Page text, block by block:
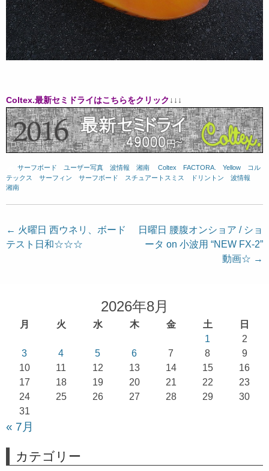
Coltex.最新セミドライはこちらをクリック↓↓↓
サーフボード ユーザー写真 波情報 湘南 Coltex FACTORA. Yellow
コル
テックス
サーフィン サーフボード スチュアートスミス ドリントン
波情報
湘南
投
稿
← 火曜日 西ウネリ、ボード
テスト日和☆☆☆
日曜日 腰腹オンショア / ショ
ータ on 小波用 “NEW FX-2”
動画☆ →
2026年8月
月 火 水 木 金 土
日
1
2
3
4 5 6 7 8
9
10
11 12 13 14 15
16
17
18 19 20 21 22
23
24
25 26 27 28 29
30
31
« 7月
カテゴリー